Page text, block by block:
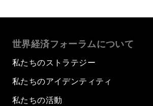
世界経済フォーラムについて
私たちのストラテジー
私たちのアイデンティティ
私たちの活動